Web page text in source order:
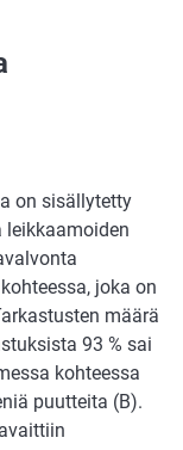
on sisällytetty
leikkaamoiden
joka on
määrä
93 % sai
kohteessa
puutteita (B).